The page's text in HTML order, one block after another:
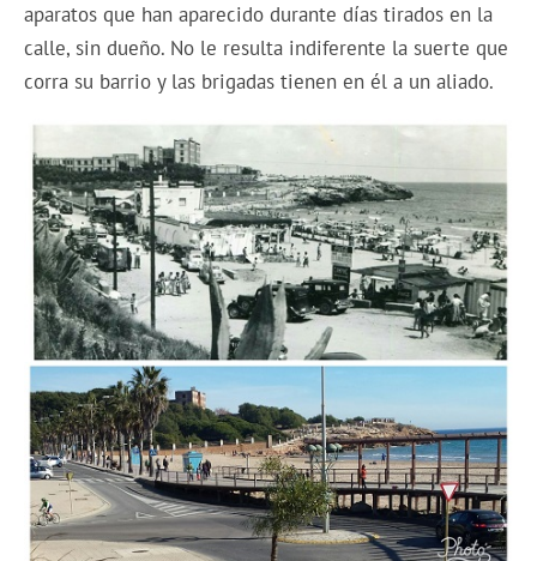
aparatos que han aparecido durante días tirados en la
calle, sin dueño. No le resulta indiferente la suerte que
corra su barrio y las brigadas tienen en él a un aliado.